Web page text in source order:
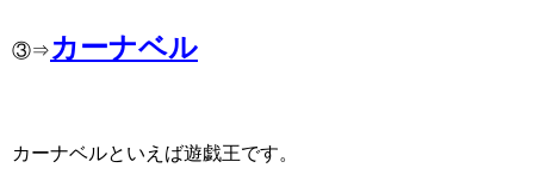
③⇒ カーナベル
カーナベルといえば遊戯王です。